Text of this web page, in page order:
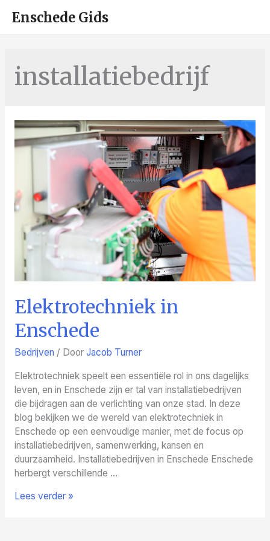
Enschede Gids
installatiebedrijf
Elektrotechniek in
Enschede
Bedrijven / Door Jacob Turner
Elektrotechniek speelt een essentiële rol in ons dagelijks
leven, en in Enschede zijn er tal van installatiebedrijven
die bijdragen aan de verlichting van onze stad. In deze
blog bekijken we de wereld van elektrotechniek in
Enschede op een eenvoudige manier, met de focus op
installatiebedrijven, samenwerking, kansen en
duurzaamheid. Installatiebedrijven in Enschede Enschede
herbergt verschillende …
Elektrotechniek
Lees verder »